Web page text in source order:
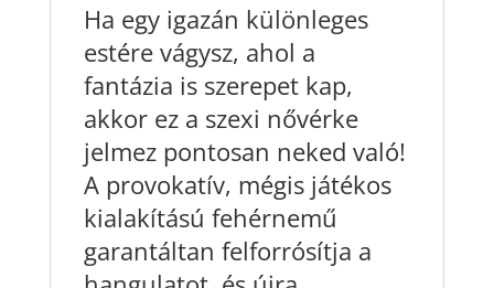
Ha egy igazán különleges
estére vágysz, ahol a
fantázia is szerepet kap,
akkor ez a szexi nővérke
jelmez pontosan neked való!
A provokatív, mégis játékos
kialakítású fehérnemű
garantáltan felforrósítja a